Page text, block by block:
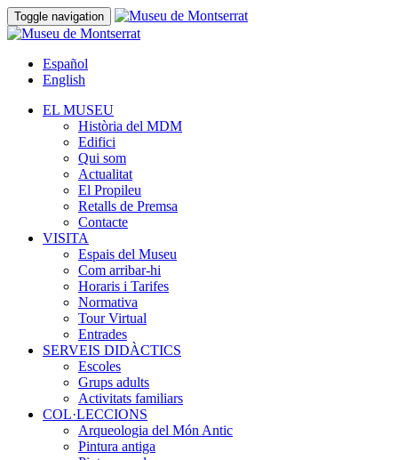
Toggle navigation
Español
English
EL MUSEU
Història del MDM
Edifici
Qui som
Actualitat
El Propileu
Retalls de Premsa
Contacte
VISITA
Espais del Museu
Com arribar-hi
Horaris i Tarifes
Normativa
Tour Virtual
Entrades
SERVEIS DIDÀCTICS
Escoles
Grups adults
Activitats familiars
COL·LECCIONS
Arqueologia del Món Antic
Pintura antiga